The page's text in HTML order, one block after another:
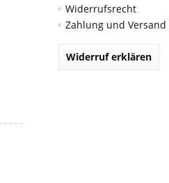
Widerrufsrecht
Zahlung und Versand
Widerruf erklären